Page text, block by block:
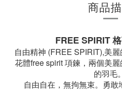
商品
FREE SPIRIT
自由精神 (FREE SPIRIT),美
花體free spirit 項鍊，兩個美
的羽毛。
自由自在，無拘無束。勇敢